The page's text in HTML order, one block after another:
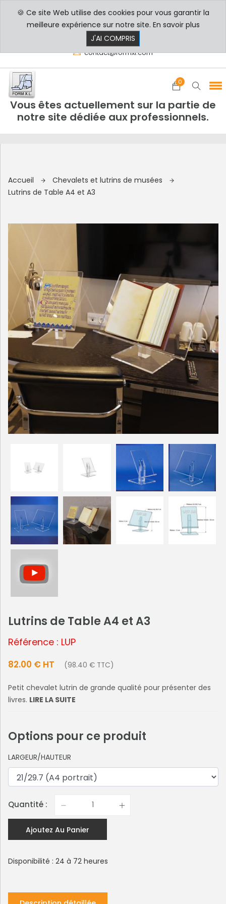
PROFESSIONNELS PARTICULIERS
contact@formxl.com
0
Vous êtes actuellement sur la partie de
notre site dédiée aux professionnels.
Accueil
Chevalets et lutrins de musées
Lutrins de Table A4 et A3
Lutrins de Table A4 et A3
Référence : LUP
82.00 € HT (98.40 € TTC)
Petit chevalet lutrin de grande qualité pour présenter des
livres. LIRE LA SUITE
Options pour ce produit
LARGEUR/HAUTEUR
Quantité :
Ajoutez Au Panier
Disponibilité : 24 à 72 heures
🍪 Ce site Web utilise des cookies pour vous garantir la
meilleure expérience sur notre site. En savoir plus
J'AI COMPRIS